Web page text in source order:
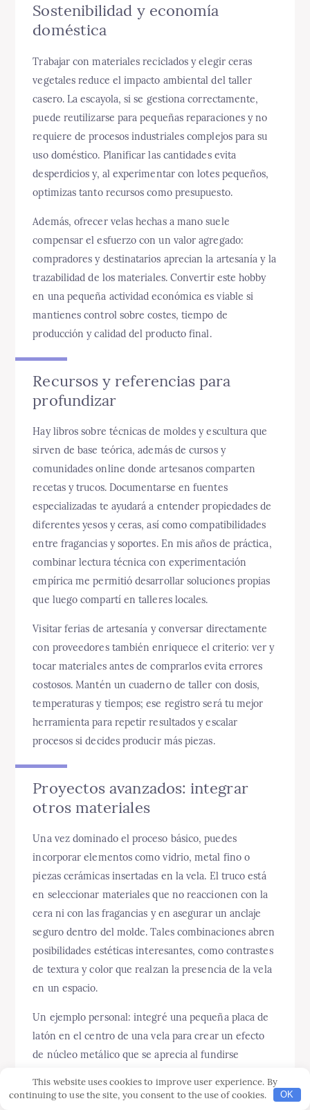
Sostenibilidad y economía
doméstica
Trabajar con materiales reciclados y elegir ceras
vegetales reduce el impacto ambiental del taller
casero. La escayola, si se gestiona correctamente,
puede reutilizarse para pequeñas reparaciones y no
requiere de procesos industriales complejos para su
uso doméstico. Planificar las cantidades evita
desperdicios y, al experimentar con lotes pequeños,
optimizas tanto recursos como presupuesto.
Además, ofrecer velas hechas a mano suele
compensar el esfuerzo con un valor agregado:
compradores y destinatarios aprecian la artesanía y la
trazabilidad de los materiales. Convertir este hobby
en una pequeña actividad económica es viable si
mantienes control sobre costes, tiempo de
producción y calidad del producto final.
Recursos y referencias para
profundizar
Hay libros sobre técnicas de moldes y escultura que
sirven de base teórica, además de cursos y
comunidades online donde artesanos comparten
recetas y trucos. Documentarse en fuentes
especializadas te ayudará a entender propiedades de
diferentes yesos y ceras, así como compatibilidades
entre fragancias y soportes. En mis años de práctica,
combinar lectura técnica con experimentación
empírica me permitió desarrollar soluciones propias
que luego compartí en talleres locales.
Visitar ferias de artesanía y conversar directamente
con proveedores también enriquece el criterio: ver y
tocar materiales antes de comprarlos evita errores
costosos. Mantén un cuaderno de taller con dosis,
temperaturas y tiempos; ese registro será tu mejor
herramienta para repetir resultados y escalar
procesos si decides producir más piezas.
Proyectos avanzados: integrar
otros materiales
Una vez dominado el proceso básico, puedes
incorporar elementos como vidrio, metal fino o
piezas cerámicas insertadas en la vela. El truco está
en seleccionar materiales que no reaccionen con la
cera ni con las fragancias y en asegurar un anclaje
seguro dentro del molde. Tales combinaciones abren
posibilidades estéticas interesantes, como contrastes
de textura y color que realzan la presencia de la vela
en un espacio.
Un ejemplo personal: integré una pequeña placa de
latón en el centro de una vela para crear un efecto
de núcleo metálico que se aprecia al fundirse
para controlar dilataciones térmicas y asegurar que la
This website uses cookies to improve user experience. By
continuing to use the site, you consent to the use of cookies.
OK